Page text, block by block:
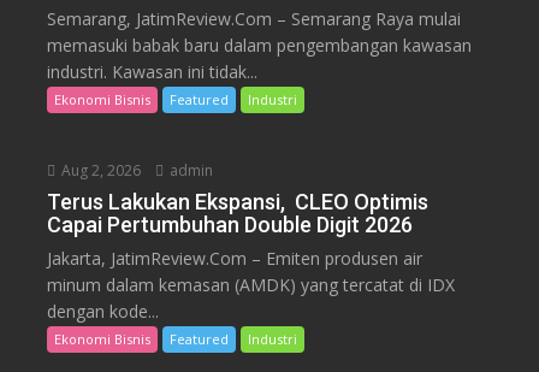
Semarang, JatimReview.Com – Semarang Raya mulai
memasuki babak baru dalam pengembangan kawasan
industri. Kawasan ini tidak...
Ekonomi Bisnis Featured Industri
Aug 2, 2026 admin
Terus Lakukan Ekspansi, CLEO Optimis
Capai Pertumbuhan Double Digit 2026
Jakarta, JatimReview.Com – Emiten produsen air
minum dalam kemasan (AMDK) yang tercatat di IDX
dengan kode...
Ekonomi Bisnis Featured Industri